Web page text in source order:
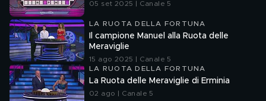
05 set 2025 | Canale 5
LA RUOTA DELLA FORTUNA
Il campione Manuel alla Ruota delle
Meraviglie
15 ago 2025 | Canale 5
LA RUOTA DELLA FORTUNA
La Ruota delle Meraviglie di Erminia
02 ago | Canale 5